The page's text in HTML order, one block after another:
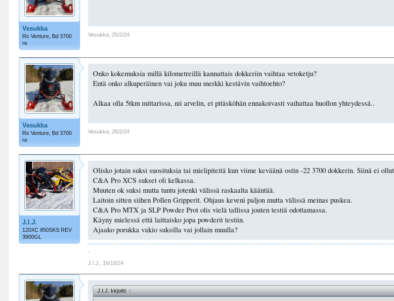
Vesukka
Rs Venture, Bd 3700
re
Vesukka 25/2/24
Vesukka
Rs Venture, Bd 3700
re
Onko kokemuksia millä kilometreillä kannattais dokkeriin vaihtaa vetoketju?
Entä onko alkuperäinen vai joku muu merkki kestävin vaihtoehto?
Alkaa olla 5tkm mittarissa, nii arvelin, et pitäsköhän ennakoivasti vaihattaa huollon yhteydessä..
Vesukka 26/2/24
J.I.J.
120XC 850SKS REV
3900GL
Olisko jotain suksi suosituksia tai mielipiteitä kun viime keväänä ostin -22 3700 dokkerin. Siinä ei
C&A Pro XCS sukset oli kelkassa.
Muuten ok suksi mutta tuntu jotenki välissä raskaalta kääntää.
Laitoin sitten siihen Pollen Gripperit. Ohjaus keveni paljon mutta välissä meinas puskea.
C&A Pro MTX ja SLP Powder Prot olis vielä tallissa jouten testiä odottamassa.
Käyny mielessä että laittaisko jopa powderit testiin.
Ajaako porukka vakio suksilla vai jollain muulla?
-
J.I.J. 16/10/24
J.I.J. kirjoitti: ↑